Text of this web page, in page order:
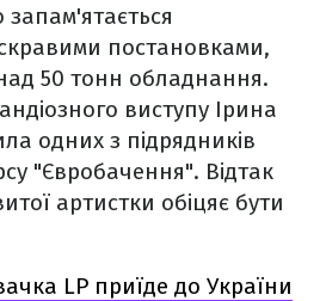
постановками,
50 тонн обладнання.
виступу Ірина
одних з підрядників
"Євробачення". Відтак
артистки обіцяє бути
LP приїде до України